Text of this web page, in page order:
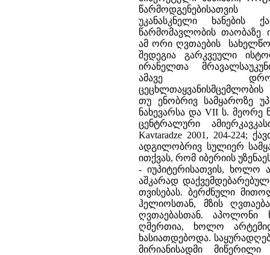
უკანასკნელი ხანების
წარმომავლობის თაობაზე
ამ ორი ღვთაების
შედეგია გარკვეული
ირანელთა
ამავე
თუ ენობრივ სამყაროზე
ნახევარსა და VII ს.
ცენტრალური
Kavtaradze 2001, 204-224;
ადგილობრივ სულიერ
ითქვას, რომ იბერიის
- იუპიტერისათვის, ხოლო
აშკარად
თვისებას. ბერძნული
ჰელიოსთან, მზის
ღვთაებასთან. აპოლონი
ღმერთია, ხოლო
ხასიათდებოდა.
მირიანისადმი